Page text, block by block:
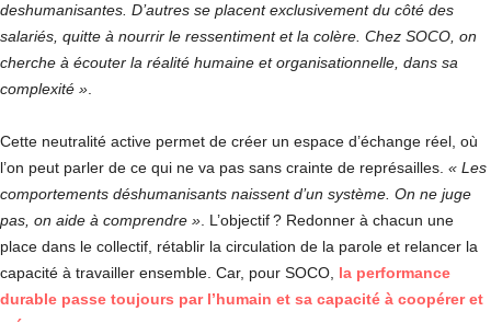
deshumanisantes. D’autres se placent exclusivement du côté des
salariés, quitte à nourrir le ressentiment et la colère. Chez SOCO, on
cherche à écouter la réalité humaine et organisationnelle, dans sa
complexité »
Cette neutralité active permet de créer un espace d’échange réel, où
l’on peut parler de ce qui ne va pas sans crainte de représailles. « Les
comportements déshumanisants naissent d’un système. On ne juge
pas, on aide à comprendre » . L’objectif ? Redonner à chacun une
place dans le collectif, rétablir la circulation de la parole et relancer la
capacité à travailler ensemble. Car, pour SOCO, la performance
durable passe toujours par l’humain et sa capacité à coopérer et